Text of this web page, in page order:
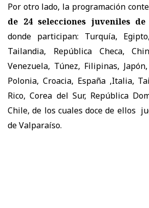
Por otro lado, la programación
de 24 selecciones juveniles
donde participan: Turquía,
Tailandia, República Checa,
Venezuela, Túnez, Filipinas,
Polonia, Croacia, España ,Italia,
Rico, Corea del Sur, República
Chile, de los cuales doce de ellos
de Valparaíso.